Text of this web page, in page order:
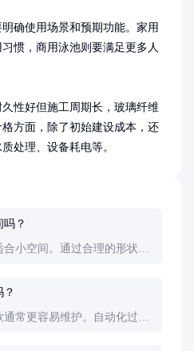
确使用场景和预期功能。家用
惯，商用泳池则要满足更多人
性好但施工周期长，玻璃纤维
方面，除了初始建设成本，还
处理、设备耗电等。
？
小空间。通过合理的形状规
常更容易维护。自动化过滤